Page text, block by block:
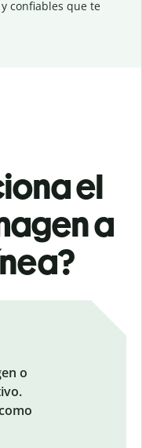
confiables que te
el
a
o